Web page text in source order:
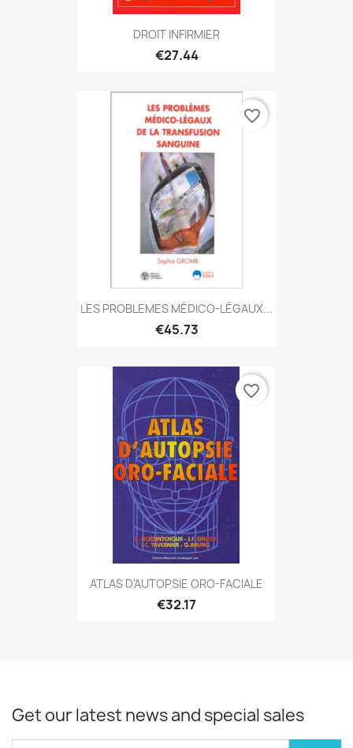
DROIT INFIRMIER
€27.44
LES PROBLEMES MÉDICO-LÉGAUX...
€45.73
favorite_border
ATLAS D'AUTOPSIE ORO-FACIALE
€32.17
favorite_border
Get our latest news and special sales